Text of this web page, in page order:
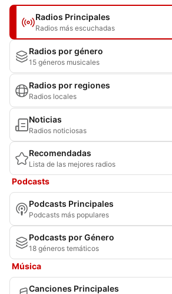
Radios Principales
Radios más escuchadas
Radios por género
15 géneros musicales
Radios por regiones
Radios locales
Noticias
Radios noticiosas
Recomendadas
Lista de las mejores radios
Podcasts
Podcasts Principales
Podcasts más populares
Podcasts por Género
18 géneros temáticos
Música
Canciones Principales